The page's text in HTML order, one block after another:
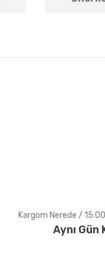
Kargom Nerede /
Aynı Gün